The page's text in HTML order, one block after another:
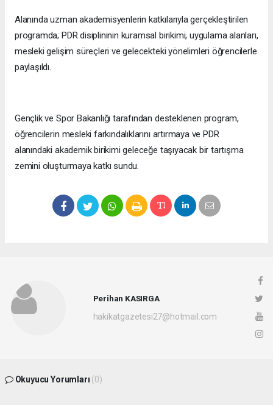
Alanında uzman akademisyenlerin katkılarıyla gerçekleştirilen
programda; PDR disiplininin kuramsal birikimi, uygulama alanları,
mesleki gelişim süreçleri ve gelecekteki yönelimleri öğrencilerle
paylaşıldı.
Gençlik ve Spor Bakanlığı tarafından desteklenen program,
öğrencilerin mesleki farkındalıklarını artırmaya ve PDR
alanındaki akademik birikimi geleceğe taşıyacak bir tartışma
zemini oluşturmaya katkı sundu.
Perihan KASIRGA
hakikatgazetesi27@hotmail.com
Okuyucu Yorumları (0)